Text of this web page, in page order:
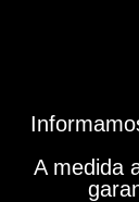
A medida